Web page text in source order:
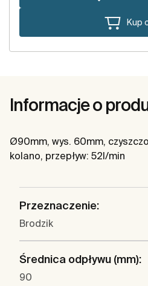
Kup
Informacje o
Ø90mm, wys. 60mm,
kolano, przepływ: 52l/min
Przeznaczenie:
Brodzik
Średnica odpływu (mm):
90